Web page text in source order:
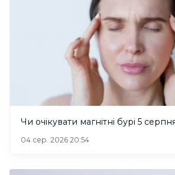
Чи очікувати магнітні бурі 5
04 сер. 2026 20:54